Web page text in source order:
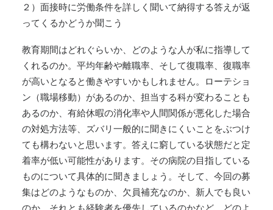
２）面接時に労働条件を詳しく聞いて納得する答えが返
ってくるかどうか聞こう
教育期間はどれぐらいか、どのような人が私に指導して
くれるのか。平均年齢や離職率、そして復職率、復職率
が高いとなると働きやすいかもしれません。ローテショ
ン（職場移動）があるのか、担当する科が変わることも
あるのか、有給休暇の消化率や人間関係が悪化した場合
の対処方法等、ズバリ一般的に聞きにくいことをぶつけ
ても構わないと思います。答えに窮している状態だと定
着率が低い可能性があります。その病院の目指している
ものについて具体的に聞きましょう。そして、今回の募
集はどのようなものか、欠員補充なのか、新人でも良い
のか、それとも経験者を優先しているのかなど、どのよ